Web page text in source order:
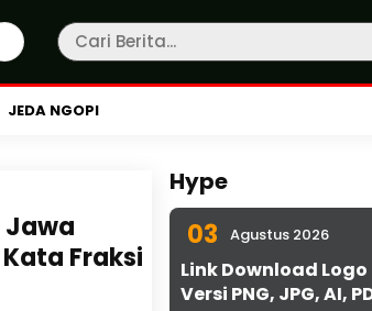
JEDA NGOPI
Jawa
Fraksi
Hype
03 Agustus 2026
Link Download Logo
Versi PNG, JPG, AI,